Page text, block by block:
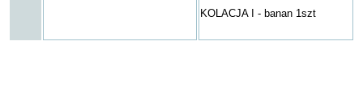
KOLACJA I - banan 1szt